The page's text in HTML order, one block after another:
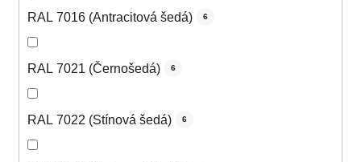
RAL 7016 (Antracitová šedá) 6
RAL 7021 (Černošedá) 6
RAL 7022 (Stínová šedá) 6